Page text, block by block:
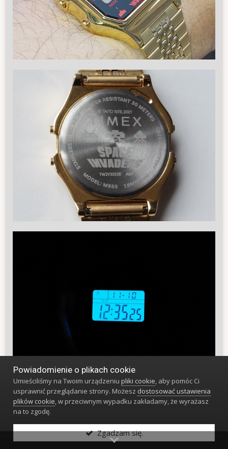
27
44526
Powiadomienie o plikach cookie
Umieściliśmy na Twoim urządzeniupliki cookie, aby pomóc Ci
usprawnić przeglądanie strony. Możesz dostosować ustawienia
plików cookie, w przeciwnym wypadku zakładamy, że wyrażasz
na to zgodę.
Zgadzam się.